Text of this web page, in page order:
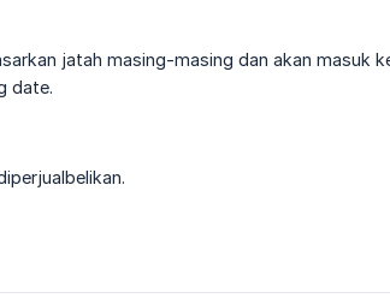
jatah masing-masing dan akan masuk
date.